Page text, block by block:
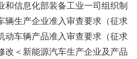
和信息化部装备工业一司组织制
辆生产企业准入审查要求（征求
动车辆产品准入审查要求（征求
改＜新能源汽车生产企业及产品